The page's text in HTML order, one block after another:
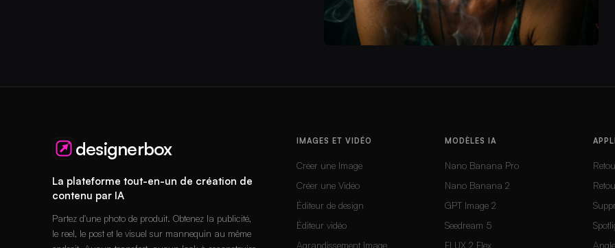
designerbox
La plateforme tout-en-un de création de
contenu par IA
Partez d'une photo de produit. Obtenez la publicité,
le reel, le post et le visuel sur mannequin au même
IMAGES ET VIDÉO
Créer une Image
Créer une Vidéo
Éditeur de design
Éditeur vidéo
Agrandissement Image
MODÈLES IA
Nano Banana Pro
Nano Banana 2
GPT Image 2
Seedream 5
FLUX 2 Flex